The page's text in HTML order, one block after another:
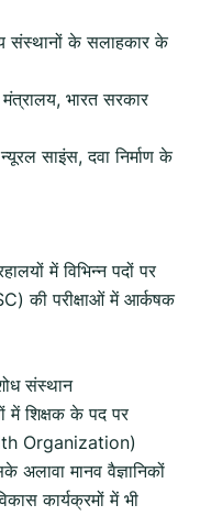
संस्थानों के सलाहकार के
मंत्रालय, भारत सरकार
न्यूरल साइंस, दवा निर्माण के
में विभिन्न पदों पर
की परीक्षाओं में आर्कषक
संस्थान
में शिक्षक के पद पर
Organization)
अलावा मानव वैज्ञानिकों
कार्यक्रमों में भी